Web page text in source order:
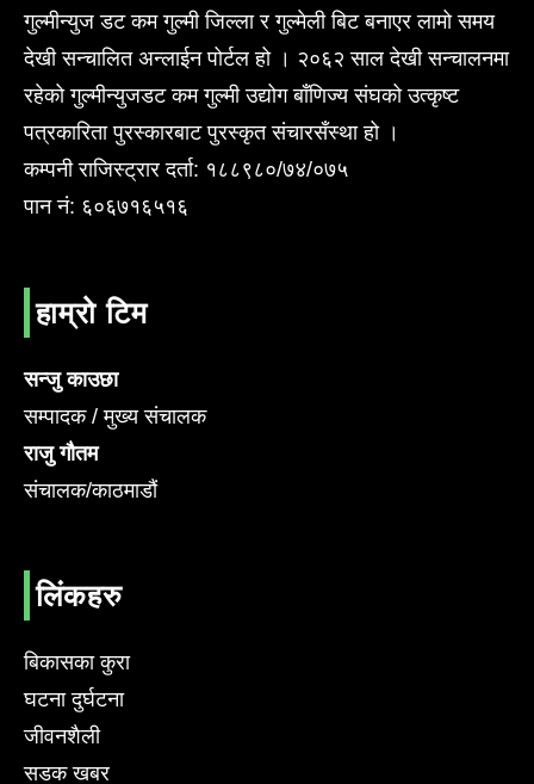
गुल्मीन्युज डट कम गुल्मी जिल्ला र गुल्मेली बिट बनाएर लामो समय
देखी सन्चालित अन्लाईन पोर्टल हो । २०६२ साल देखी सन्चालनमा
रहेको गुल्मीन्युजडट कम गुल्मी उद्योग बाँणिज्य संघको उत्कृष्ट
पत्रकारिता पुरस्कारबाट पुरस्कृत संचारसँस्था हो ।
कम्पनी राजिस्ट्रार दर्ता: १८८९८०/७४/०७५
पान नं: ६०६७१६५१६
हाम्रो टिम
सन्जु काउछा
सम्पादक / मुख्य संचालक
राजु गौतम
संचालक/काठमाडौं
लिंकहरु
बिकासका कुरा
घटना दुर्घटना
जीवनशैली
सडक खबर